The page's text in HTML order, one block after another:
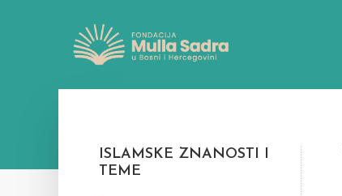
ISLAMSKE ZNANOSTI I
TEME